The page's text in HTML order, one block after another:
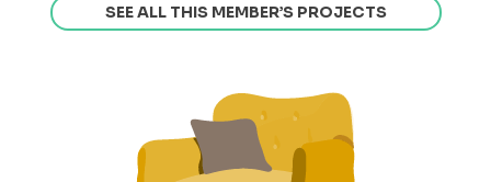
SEE ALL THIS MEMBER’S PROJECTS